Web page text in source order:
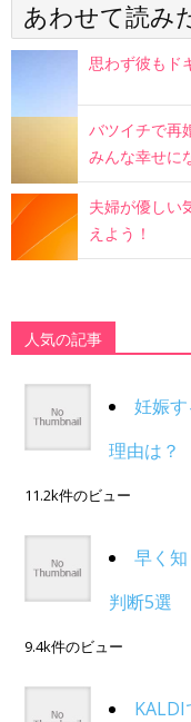
あわせて読み
思わず彼もド
バツイチで再
みんな幸せに
夫婦が優しい
えよう！
人気の記事
妊娠
理由は？
11.2k件のビュー
早く
判断5選
9.4k件のビュー